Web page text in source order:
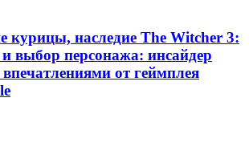
курицы, наследие The Witcher 3:
выбор персонажа: инсайдер
впечатлениями от геймплея